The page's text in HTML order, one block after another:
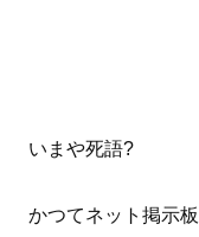
いまや死語?
かつてネット掲示板